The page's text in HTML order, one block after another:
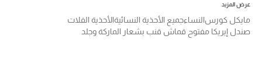
عرض المزيد
مايكل كورسالنساءجميع الأحذية النسائيةالأحذية الفلات
صندل إيريكا مفتوح قماش قنب بشعار الماركة وجلد